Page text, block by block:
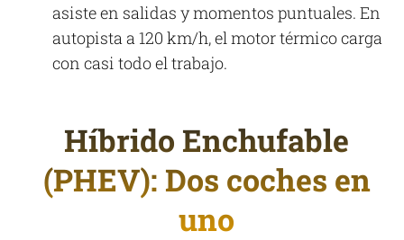
asiste en salidas y momentos puntuales. En
autopista a 120 km/h, el motor térmico carga
con casi todo el trabajo.
Híbrido Enchufable
(PHEV): Dos coches en
uno